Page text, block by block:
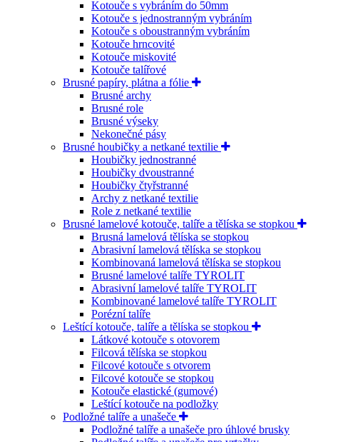
Kotouče s vybráním do 50mm
Kotouče s jednostranným vybráním
Kotouče s oboustranným vybráním
Kotouče hrncovité
Kotouče miskovité
Kotouče talířové
Brusné papíry, plátna a fólie
Brusné archy
Brusné role
Brusné výseky
Nekonečné pásy
Brusné houbičky a netkané textilie
Houbičky jednostranné
Houbičky dvoustranné
Houbičky čtyřstranné
Archy z netkané textilie
Role z netkané textilie
Brusné lamelové kotouče, talíře a tělíska se stopkou
Brusná lamelová tělíska se stopkou
Abrasivní lamelová tělíska se stopkou
Kombinovaná lamelová tělíska se stopkou
Brusné lamelové talíře TYROLIT
Abrasivní lamelové talíře TYROLIT
Kombinované lamelové talíře TYROLIT
Porézní talíře
Leštící kotouče, talíře a tělíska se stopkou
Látkové kotouče s otovorem
Filcová tělíska se stopkou
Filcové kotouče s otvorem
Filcové kotouče se stopkou
Kotouče elastické (gumové)
Leštící kotouče na podložky
Podložné talíře a unašeče
Podložné talíře a unašeče pro úhlové brusky